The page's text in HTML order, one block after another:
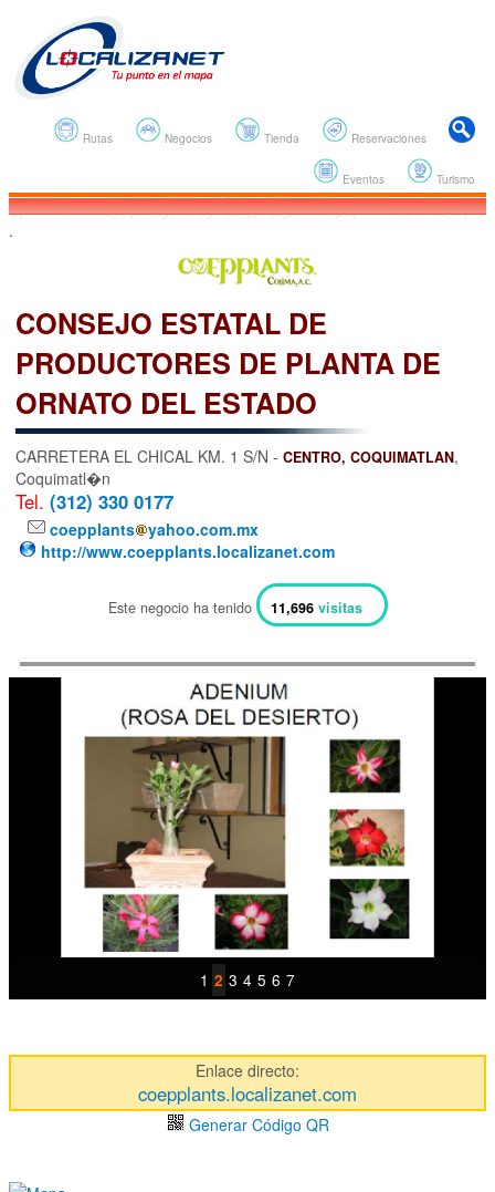
Reservaciones
Tienda
Negocios
Rutas
Turismo
Eventos
.
CONSEJO ESTATAL DE
PRODUCTORES DE PLANTA DE
ORNATO DEL ESTADO
CARRETERA EL CHICAL KM. 1 S/N - CENTRO, COQUIMATLAN,
Coquimatl�n
Tel. (312) 330 0177
coepplants yahoo.com.mx
http://www.coepplants.localizanet.com
Este negocio ha tenido 11,696visitas
1 2 3 4 5 6 7
Enlace directo:
coepplants.localizanet.com
Generar Código QR